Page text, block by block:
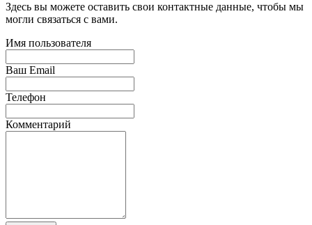
Здесь вы можете оставить свои контактные данные, чтобы мы
могли связаться с вами.
Имя пользователя
Ваш Email
Телефон
Комментарий